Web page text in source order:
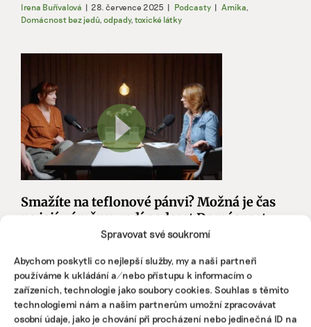
Spravovat své soukromí
Abychom poskytli co nejlepší služby, my a naši partneři
používáme k ukládání a/nebo přístupu k informacím o
zařízeních, technologie jako soubory cookies. Souhlas s těmito
technologiemi nám a našim partnerům umožní zpracovávat
osobní údaje, jako je chování při procházení nebo jedinečná ID na
Irena Buřívalová | 28. července 2025 | Podcasty | Arnika,
Domácnost bez jedů, odpady, toxické látky
Smažíte na teflonové pánvi? Možná je čas
na její výměnu, radí podcast Domácnost
připravujeme, by nás mělo zajímat. Chemické látky, které
kuchyňské náčiní a obaly obsahují, totiž do potravin
mohou přecházet. Jak se chovat v kuchyni, abychom
snížili dopady na zdraví, se dozvíte ve druhém díle
podcastu Domácnost bez jedů.